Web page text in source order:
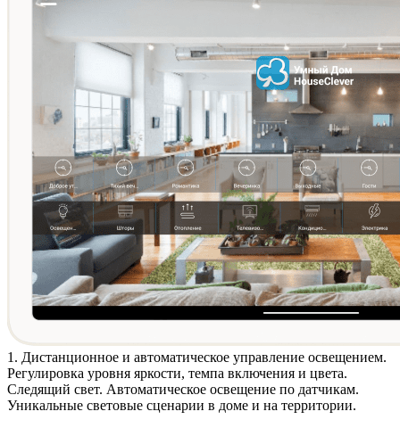
1. Дистанционное и автоматическое управление освещением.
Регулировка уровня яркости, темпа включения и цвета.
Следящий свет. Автоматическое освещение по датчикам.
Уникальные световые сценарии в доме и на территории.